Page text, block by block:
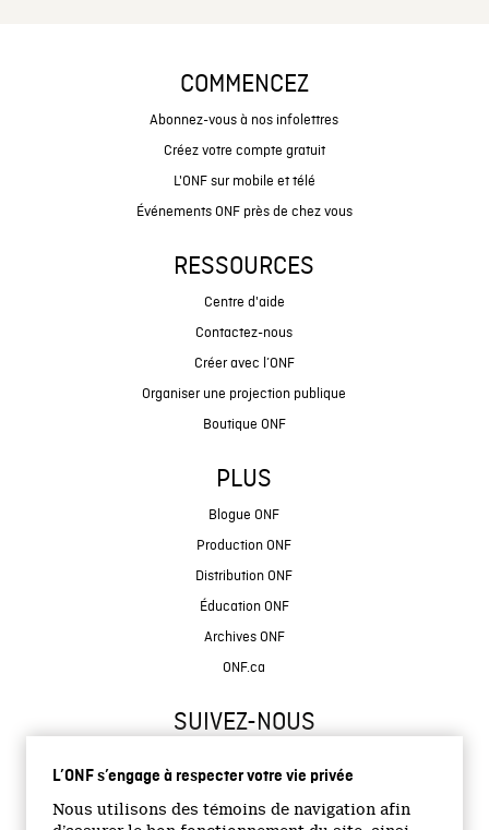
L’ONF s’engage à respecter votre vie privée
Nous utilisons des témoins de navigation afin
COMMENCEZ
Abonnez-vous à nos infolettres
Créez votre compte gratuit
L'ONF sur mobile et télé
Événements ONF près de chez vous
RESSOURCES
Centre d'aide
Contactez-nous
Créer avec l’ONF
Organiser une projection publique
Boutique ONF
PLUS
Blogue ONF
Production ONF
Distribution ONF
Éducation ONF
Archives ONF
ONF.ca
SUIVEZ-NOUS